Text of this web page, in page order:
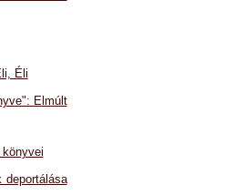
Éli
Elmúlt
deportálása